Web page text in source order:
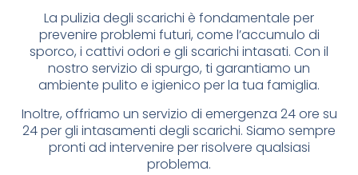
La pulizia degli scarichi è fondamentale per
prevenire problemi futuri, come l’accumulo di
sporco, i cattivi odori e gli scarichi intasati. Con il
nostro servizio di spurgo, ti garantiamo un
ambiente pulito e igienico per la tua famiglia.
Inoltre, offriamo un servizio di emergenza 24 ore su
24 per gli intasamenti degli scarichi. Siamo sempre
pronti ad intervenire per risolvere qualsiasi
problema.